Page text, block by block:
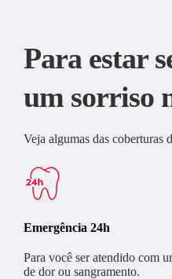
Para estar
um sorriso
Veja algumas das coberturas
Emergência 24h
Para você ser atendido com
de dor ou sangramento.